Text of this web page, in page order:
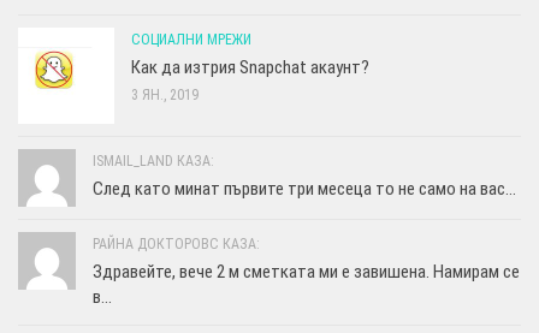
СОЦИАЛНИ МРЕЖИ
Как да изтрия Snapchat акаунт?
3 ЯН., 2019
ISMAIL_LAND КАЗА:
След като минат първите три месеца то не само на вас...
РАЙНА ДОКТОРОВС КАЗА:
Здравейте, вече 2 м сметката ми е завишена. Намирам се
в...